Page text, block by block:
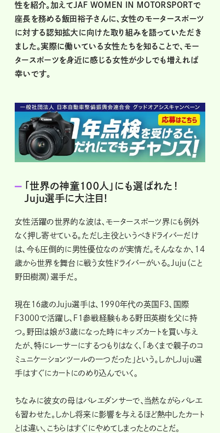
性を紹介。加えてJAF WOMEN IN MOTORSPORTで
座長を務める飯田裕子さんに、女性のモータースポーツ
に対する認知拡大に向けた取り組みを語っていただき
ました。実際に働いている女性たちを知ることで、モー
タースポーツを身近に感じる女性が少しでも増えれば
幸いです。
「世界の神童100人」にも選ばれた！
Juju選手に大注目！
女性活躍の世界的な波は、モータースポーツ界にも例外
なく押し寄せている。ただし主役というべきドライバーだけ
は、今も圧倒的に男性優位なのが実情だ。そんななか、14
歳から世界を舞台に戦う女性ドライバーがいる。Juju（こと
野田樹潤）選手だ。
現在16歳のJuju選手は、1990年代の英国F3、国際
F3000で活躍し、F1参戦経験もある野田英樹を父に持
つ。野田は娘が3歳になった時にキッズカートを買い与え
たが、特にレーサーにするつもりはなく、「あくまで親子のコ
ミュニケーションツールの一つだった」という。しかしJuju選
手はすぐにカートにのめり込んでいく。
ちなみに彼女の母はバレエダンサーで、当然ながらバレエ
も習わせた。しかし将来に影響を与えるほど熱中したカート
とは違い、こちらはすぐにやめてしまったとのことだ。